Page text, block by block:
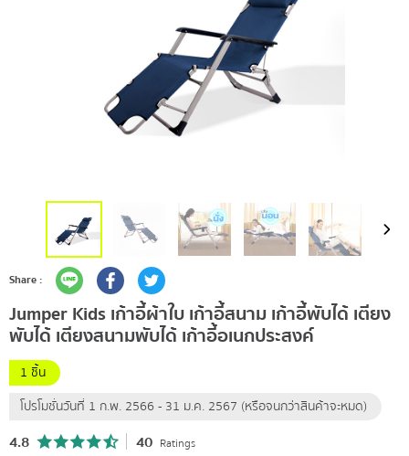
Share :
Jumper Kids เก้าอี้ผ้าใบ เก้าอี้สนาม เก้าอี้พับได้ เตียง
พับได้ เตียงสนามพับได้ เก้าอี้อเนกประสงค์
1 ชิ้น
โปรโมชั่นวันที่ 1 ก.พ. 2566 - 31 ม.ค. 2567 (หรือจนกว่าสินค้าจะหมด)
4.8 40 Ratings